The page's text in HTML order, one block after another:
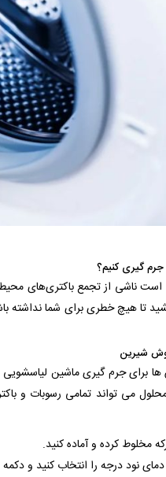
گیری کنیم؟
ناشی از تجمع باکتری‌های
تا هیچ خطری برای شما
شیرین
ها برای جرم گیری ماشین
می تواند تمامی رسوبات و